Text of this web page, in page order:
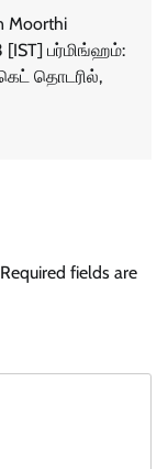
Moorthi
[IST] பர்மிங்ஹம்:
தொடரில்,
Required fields are